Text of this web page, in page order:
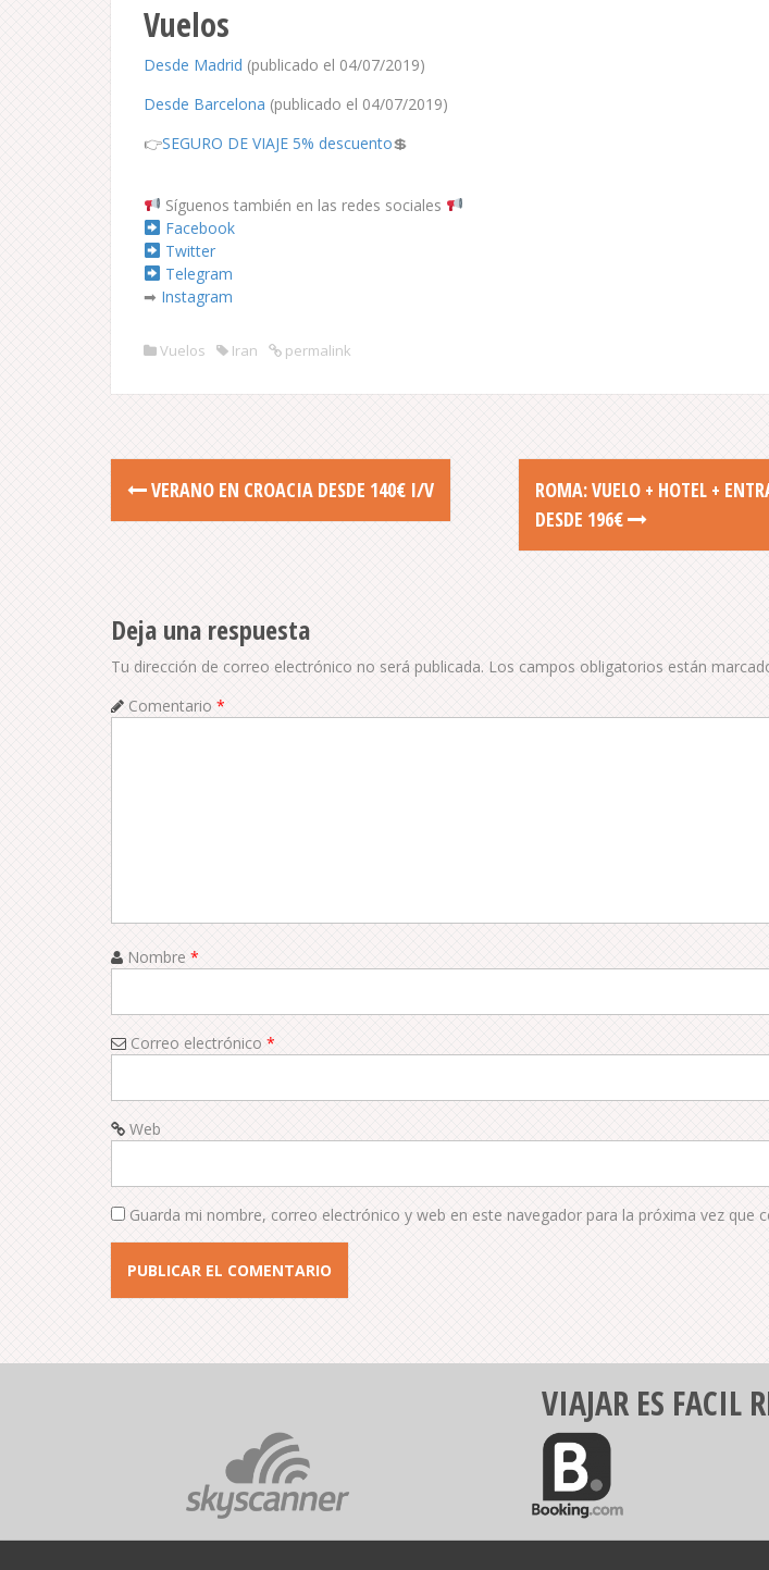
Vuelos
Desde Madrid (publicado el 04/07/2019)
Desde Barcelona (publicado el 04/07/2019)
👉SEGURO DE VIAJE 5% descuento💲
Síguenos también en las redes sociales
Facebook
Twitter
Telegram
➡ Instagram
Vuelos Iran permalink
P
t
n
a
t
i
o
n
VERANO EN CROACIA DESDE 140€ I/V
ROMA: VUELO + HOTEL +
DESDE 196€
Deja una respuesta
Tu dirección de correo electrónico no será publicada. Los campos obligatorios están
Comentario *
Nombre *
Correo electrónico *
Web
Guarda mi nombre, correo electrónico y web en este navegador para la próxima vez que
VIAJAR ES FACIL